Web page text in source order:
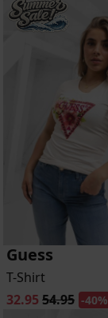
Guess
T-Shirt
32.95 54.95 -40%